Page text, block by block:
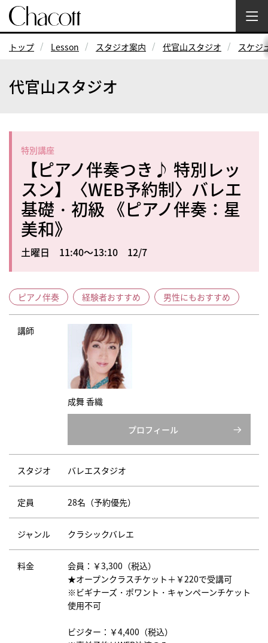
トップ Lesson スタジオ案内 代官山スタジオ スケジ
代官山スタジオ
特別講座
【ピアノ伴奏つき♪ 特別レッ
スン】〈WEB予約制〉バレエ
基礎・初級 《ピアノ伴奏：星
美和》
土曜日 11:40～13:10 12/7
ピアノ伴奏 経験者おすすめ 男性にもおすすめ
講師
成舞 香織
プロフィール
スタジオ バレエスタジオ
定員 28名（予約優先）
ジャンル クラシックバレエ
料金
会員：￥3,300（税込）
★オープンクラスチケット＋￥220で受講可
※ビギナーズ・ポワント・キャンペーンチケット
使用不可
ビジター：￥4,400（税込）